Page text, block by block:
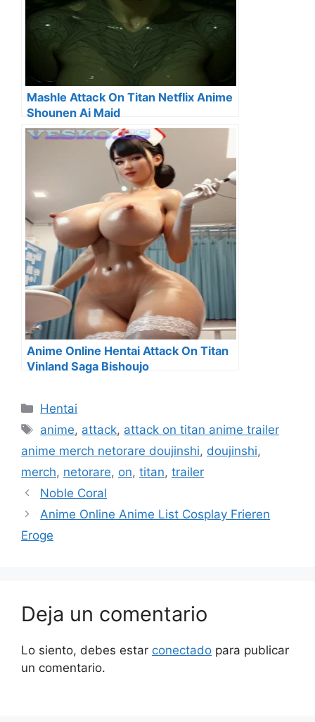
Mashle Attack On Titan Netflix Anime
Shounen Ai Maid
Anime Online Hentai Attack On Titan
Vinland Saga Bishoujo
Categorías
Hentai
Etiquetas
anime, attack, attack on titan anime trailer
anime merch netorare doujinshi, doujinshi,
merch, netorare, on, titan, trailer
Noble Coral
Anime Online Anime List Cosplay Frieren
Eroge
Deja un comentario
Lo siento, debes estar conectado para publicar
un comentario.